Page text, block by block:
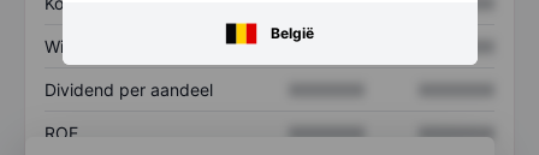
België
Winst per aandeel XXXXXXX
Dividend per aandeel
ROE XXXXXXX
XXXXXXX